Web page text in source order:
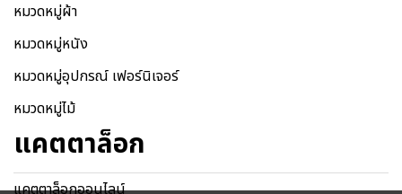
หมวดหมู่ผ้า
หมวดหมู่หนัง
หมวดหมู่อุปกรณ์ เฟอร์นิเจอร์
หมวดหมู่ไม้
แคตตาล็อก
แคตตาล็อกออนไลน์